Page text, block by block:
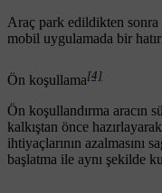
Araç park edildikten
mobil uygulamada bir
Ön koşullama[4]
Ön koşullandırma aracın
kalkıştan önce
ihtiyaçlarının azalmasını
başlatma ile aynı şekilde